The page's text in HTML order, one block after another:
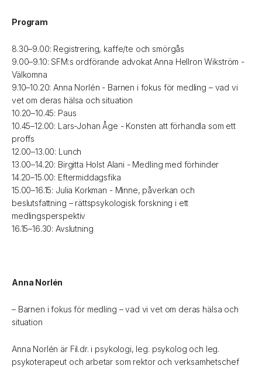
Program
8.30–9.00: Registrering, kaffe/te och smörgås
9.00–9.10: SFM:s ordförande advokat Anna Hellron Wikström -
Välkomna
9.10–10.20: Anna Norlén - Barnen i fokus för medling – vad vi
vet om deras hälsa och situation
10.20–10.45: Paus
10.45–12.00: Lars-Johan Åge - Konsten att förhandla som ett
proffs
12.00–13.00: Lunch
13.00–14.20: Birgitta Holst Alani - Medling med förhinder
14.20–15.00: Eftermiddagsfika
15.00–16.15: Julia Korkman - Minne, påverkan och
beslutsfattning – rättspsykologisk forskning i ett
medlingsperspektiv
16.15–16.30: Avslutning
Anna Norlén
– Barnen i fokus för medling – vad vi vet om deras hälsa och
situation
Anna Norlén är Fil.dr. i psykologi, leg. psykolog och leg.
psykoterapeut och arbetar som rektor och verksamhetschef